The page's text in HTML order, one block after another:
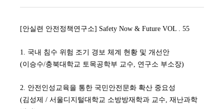
[안실련 안전정책연구소] Safety Now & Future VOL . 55
1. 국내 침수 위험 조기 경보 체계 현황 및 개선안
(이승수/충북대학교 토목공학부 교수, 연구소 부소장)
2. 안전인성교육을 통한 국민안전문화 확산 중요성
(김성제 / 서울디지털대학교 소방방재학과 교수, 재난과학